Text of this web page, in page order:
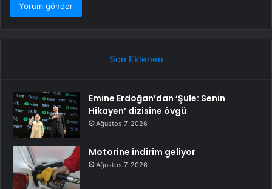
Son Eklenen
Emine Erdoğan’dan ‘Şule: Senin
Hikayen’ dizisine övgü
Ağustos 7, 2026
Motorine indirim geliyor
Ağustos 7, 2026